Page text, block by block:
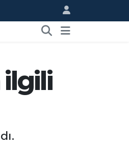
ilgili